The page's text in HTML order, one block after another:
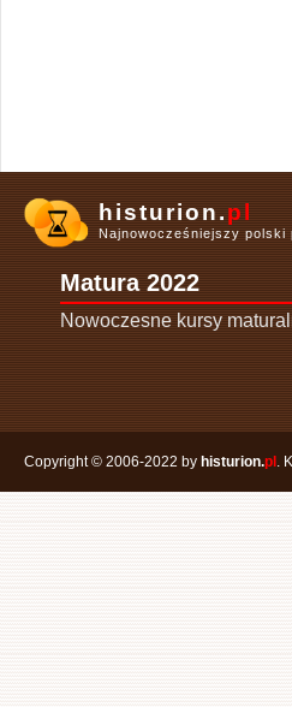
histurion.pl
Najnowocześniejszy
Matura 2022
Nowoczesne kursy
Copyright © 2006-2022 by histurion.pl .